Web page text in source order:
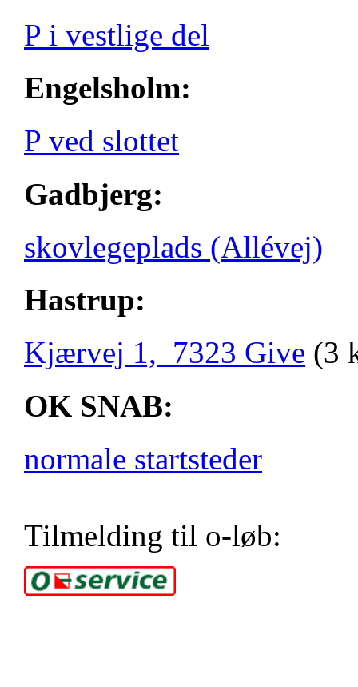
P i vestlige del
Engelsholm:
P ved slottet
Gadbjerg:
skovlegeplads (Allévej)
Hastrup:
Kjærvej 1, 7323 Give (3
OK SNAB:
normale startsteder
Tilmelding til o-løb: